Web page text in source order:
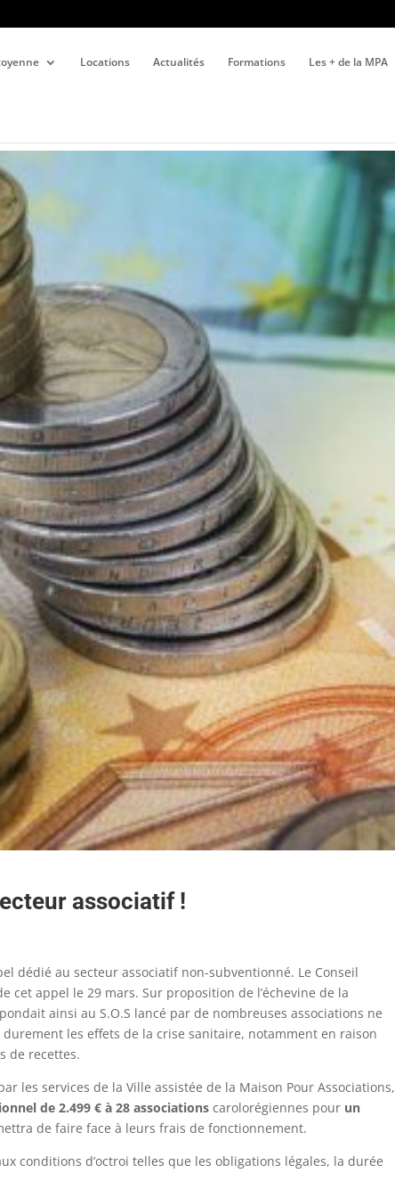
Locations Actualités Formations Les + de la MPA
associatif !
dédié au secteur associatif non-subventionné. Le Conseil
appel le 29 mars. Sur proposition de l’échevine de la
ainsi au S.O.S lancé par de nombreuses associations ne
les effets de la crise sanitaire, notamment en raison
de recettes.
les services de la Ville assistée de la Maison Pour Associations,
de 2.499 € à 28 associations carolorégiennes pour un
de faire face à leurs frais de fonctionnement.
conditions d’octroi telles que les obligations légales, la durée